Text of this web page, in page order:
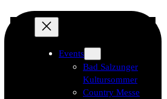
Events
Bad Salzunger
Kultursommer
Country Messe